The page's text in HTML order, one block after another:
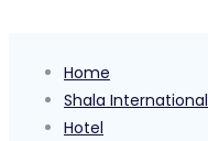
Home
Shala International
Hotel